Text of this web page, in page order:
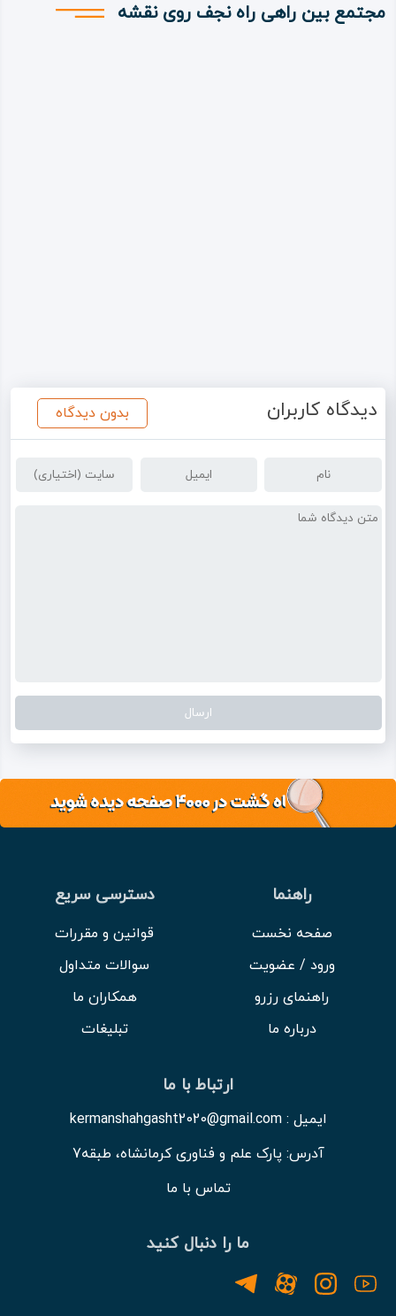
مجتمع بین راهی راه نجف روی نقشه
دیدگاه کاربران بدون دیدگاه
راهنما
صفحه نخست
ورود / عضویت
راهنمای رزرو
درباره ما
دسترسی سریع
قوانین و مقررات
سوالات متداول
همکاران ما
تبلیغات
ارتباط با ما
ایمیل : kermanshahgasht2020@gmail.com
آدرس: پارک علم و فناوری کرمانشاه، طبقه7
تماس با ما
ما را دنبال کنید